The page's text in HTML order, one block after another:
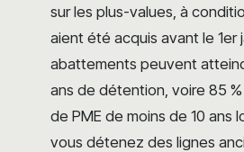
sur les plus-values, à
aient été acquis avant le 1er
abattements peuvent
ans de détention, voire 85
de PME de moins de 10 ans
vous détenez des lignes